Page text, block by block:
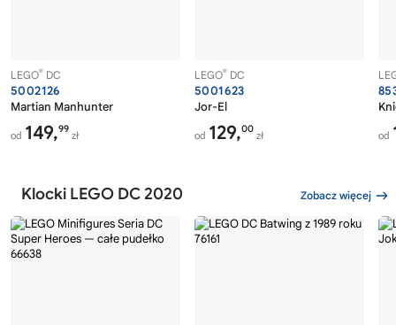
LEGO® DC
5002126
Martian Manhunter
od 149,99
zł
LEGO® DC
5001623
Jor-El
od 129,00
zł od
Klocki LEGO DC 2020 Zobacz więcej